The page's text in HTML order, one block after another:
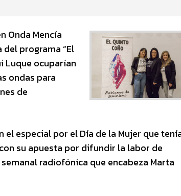
Onda Mencía
programa “El
Luque ocuparían
ondas para
de
especial por el Día de la Mujer que
su apuesta por difundir la labor de
radiofónica que encabeza Marta